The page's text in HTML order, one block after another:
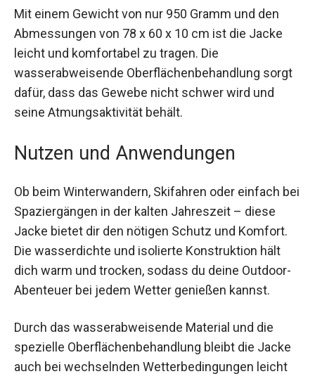
Brusttasche mit Reißverschluss. Somit hast du
stets genügend Platz für deine Wertsachen.
Mit einem Gewicht von nur 950 Gramm und den
Abmessungen von 78 x 60 x 10 cm ist die Jacke
leicht und komfortabel zu tragen. Die
wasserabweisende Oberflächenbehandlung
sorgt dafür, dass das Gewebe nicht schwer wird
und seine Atmungsaktivität behält.
Nutzen und Anwendungen
Ob beim Winterwandern, Skifahren oder einfach
bei Spaziergängen in der kalten Jahreszeit –
diese Jacke bietet dir den nötigen Schutz und
Komfort. Die wasserdichte und isolierte
Konstruktion hält dich warm und trocken, sodass
du deine Outdoor-Abenteuer bei jedem Wetter
genießen kannst.